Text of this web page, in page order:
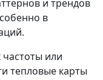
и трендов
в
или
тепловые карты